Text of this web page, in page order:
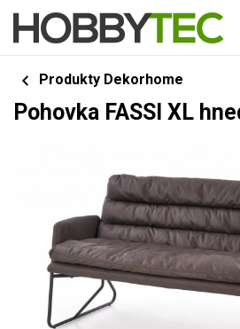
Produkty Dekorhome
Pohovka FASSI XL